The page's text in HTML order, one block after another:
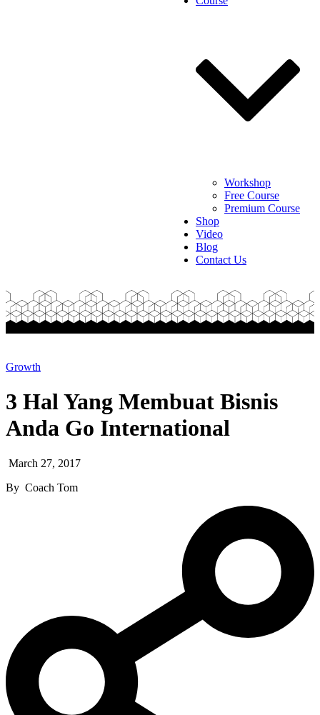
Workshop
Free Course
Premium Course
Shop
Video
Blog
Contact Us
Growth
3 Hal Yang Membuat Bisnis
Anda Go International
March 27, 2017
By Coach Tom